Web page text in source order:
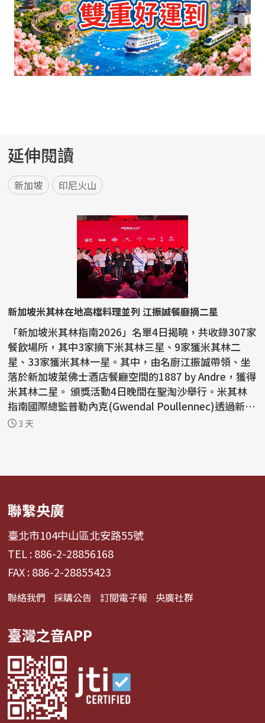
延伸閱讀
新加坡 印尼火山
新加坡米其林在地高檔料理並列 江振誠餐廳摘二星
「新加坡米其林指南2026」名單4日揭曉，共收錄307家
餐飲場所，其中3家摘下米其林三星、9家獲米其林二
星、33家獲米其林一星。其中，由名廚江振誠帶領、坐
落於新加坡萊佛士酒店餐廳空間的1887 by Andre，獲得
米其林二星。 頒獎活動4日晚間在聖淘沙舉行。米其林
指南國際總監普勒內克(Gwendal Poullennec)透過新聞
資料表示...
3 天
聯繫央廣
臺北市104中山區北安路55號
TEL : 886-2-28856168
FAX : 886-2-28855423
聯絡我們 採購公告 訂閱電子報 央廣社群
臺灣之音APP